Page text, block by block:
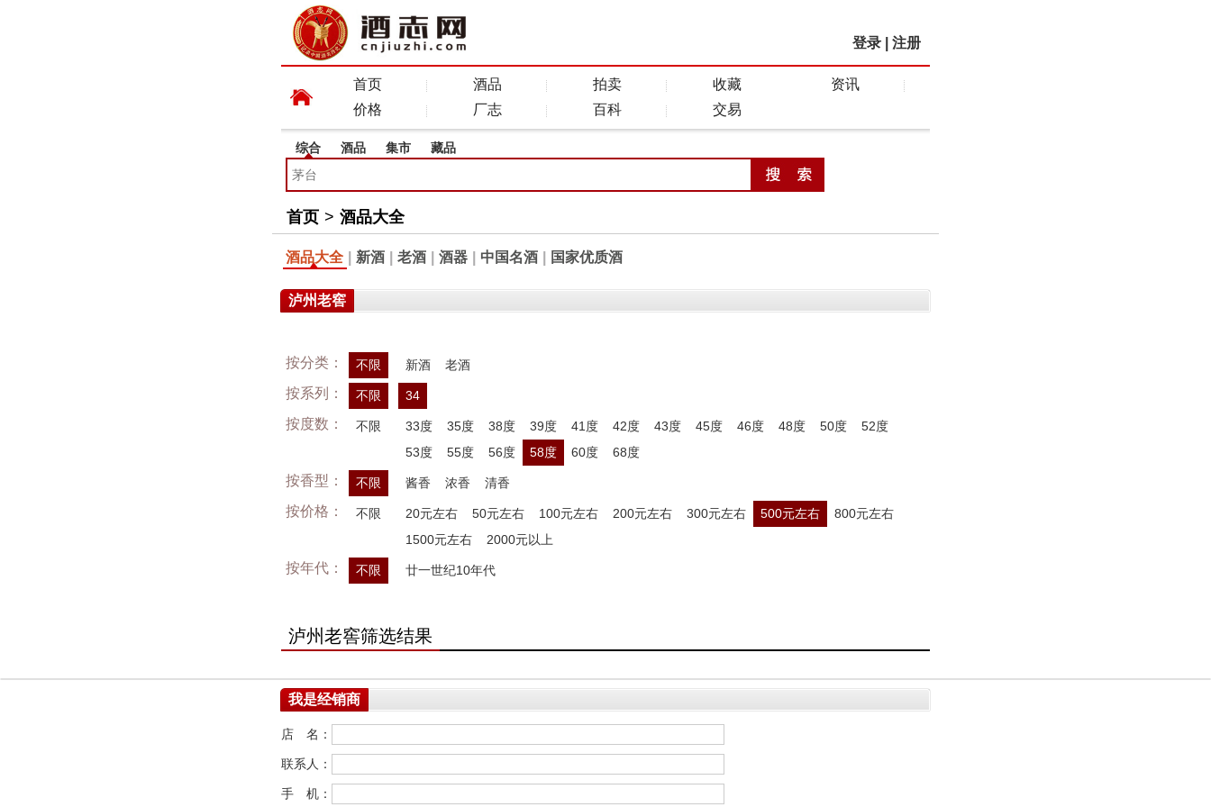
登录 注册
首页 酒品 拍卖 收藏
资讯
价格
厂志 百科 交易
综合 酒品 集市 藏品
首页 > 酒品大全
酒品大全 新酒 老酒 酒器 中国名酒 国家优质酒
泸州老窖
按分类： 不限 新酒 老酒
按系列： 不限 34
按度数： 不限 33度 35度 38度 39度 41度 42度 43度 45度 46度 48度 50度
52度
53度
55度 56度 58度 60度 68度
按香型： 不限 酱香 浓香 清香
按价格： 不限 20元左右 50元左右 100元左右 200元左右 300元左右 500元左右
800元左右
1500元左右
2000元以上
按年代： 不限 廿一世纪10年代
泸州老窖筛选结果
我是经销商
店 名：
联系人：
手 机：